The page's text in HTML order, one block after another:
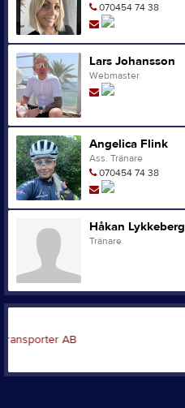
070454 74 38
Lars Johansson
Webmaster
Angelica Flink
Ass. Tränare
070454 74 38
Håkan Lykkeberg
Tränare